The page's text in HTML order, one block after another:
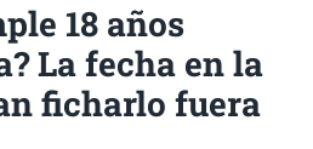
18 años
La fecha en la
ficharlo fuera